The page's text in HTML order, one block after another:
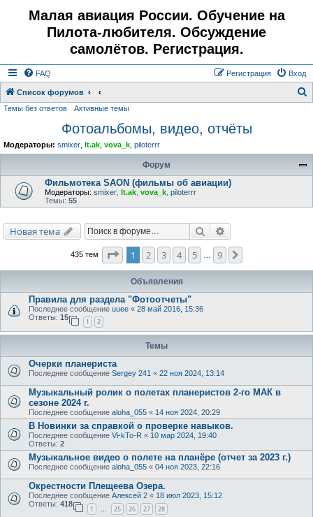
Малая авиация России. Обучение на
Пилота-любителя. Обсуждение
самолётов. Регистрация.
FAQ Вход
Регистрация
Список форумов
Темы без ответов Активные темы
Фотоальбомы, видео, отчёты
Модераторы: smixer lt.ak vova_k piloterrr
Форум
Фильмотека SAON (фильмы об авиации)
Модераторы: smixer lt.ak vova_k piloterrr
Темы: 55
Новая тема Поиск
435 тем Страница1 из
1 2 3 4 5 9
Объявления
Правила для раздела "Фотоотчеты"
Последнее сообщение uuee « 28 май 2016, 15:36
Ответы: 15
1 2
Темы
Очерки планериста
Последнее сообщение Sergey 241 « 22 ноя 2024, 13:14
Музыкальный ролик о полетах планеристов 2-го МАК в
сезоне 2024 г.
Последнее сообщение aloha_055 « 14 ноя 2024, 20:29
В Новинки за справкой о проверке навыков.
Последнее сообщение Vi-kTo-R « 10 мар 2024, 19:40
Ответы: 2
Музыкальное видео о полете на планёре (отчет за 2023 г.)
Последнее сообщение aloha_055 « 04 ноя 2023, 22:16
Окрестности Плещеева Озера.
Последнее сообщение Алексей 2 « 18 июл 2023, 15:12
Ответы: 418
1 … 25 26 27 28